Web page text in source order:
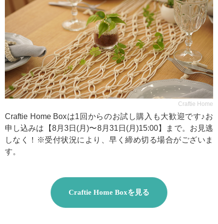
Craftie Home
Craftie Home Boxは1回からのお試し購入も大歓迎です♪お
申し込みは【8月3日(月)〜8月31日(月)15:00】まで。お見逃
しなく！※受付状況により、早く締め切る場合がございま
す。
Craftie Home Boxを見る